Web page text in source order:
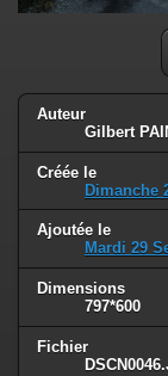
Auteur
Gilbert
Créée le
Dimanche
Ajoutée le
Mardi 29
Dimensions
797*600
Fichier